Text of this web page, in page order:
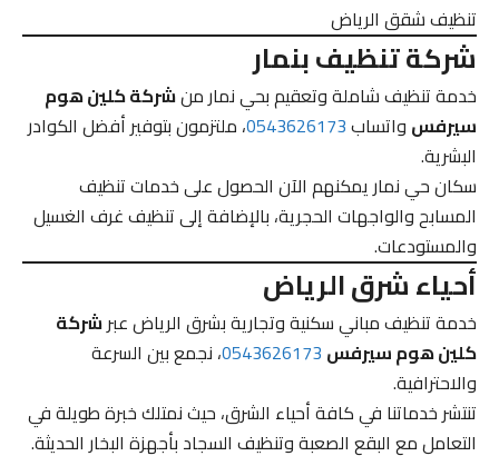
تنظيف شقق الرياض
شركة تنظيف بنمار
خدمة تنظيف شاملة وتعقيم بحي نمار منشركة كلين هوم
سيرفسواتساب0543626173، ملتزمون بتوفير أفضل الكوادر
البشرية.
سكان حي نمار يمكنهم الآن الحصول على خدمات تنظيف
المسابح والواجهات الحجرية، بالإضافة إلى تنظيف غرف الغسيل
والمستودعات.
أحياء شرق الرياض
خدمة تنظيف مباني سكنية وتجارية بشرق الرياض عبرشركة
كلين هوم سيرفس0543626173، نجمع بين السرعة
والاحترافية.
تنتشر خدماتنا في كافة أحياء الشرق، حيث نمتلك خبرة طويلة في
التعامل مع البقع الصعبة وتنظيف السجاد بأجهزة البخار الحديثة.